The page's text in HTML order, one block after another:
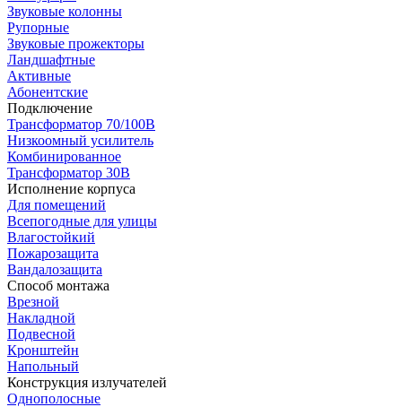
Звуковые колонны
Рупорные
Звуковые прожекторы
Ландшафтные
Активные
Абонентские
Подключение
Трансформатор 70/100В
Низкоомный усилитель
Комбинированное
Трансформатор 30В
Исполнение корпуса
Для помещений
Всепогодные для улицы
Влагостойкий
Пожарозащита
Вандалозащита
Способ монтажа
Врезной
Накладной
Подвесной
Кронштейн
Напольный
Конструкция излучателей
Однополосные